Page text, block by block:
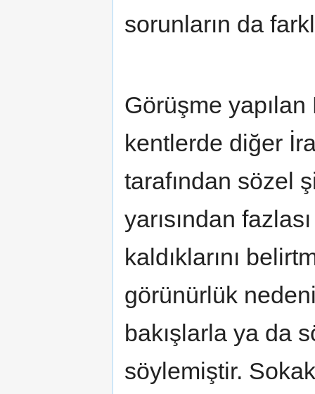
sorunların da
Görüşme
kentlerde diğer
tarafından sözel
yarısından
kaldıklarını
görünürlük
bakışlarla ya da
söylemiştir.